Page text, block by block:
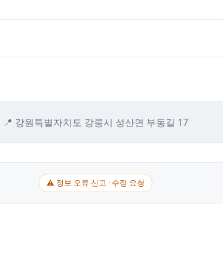
📍 강원특별자치도 강릉시 성산면 부동길 17
⚠ 정보 오류 신고 · 수정 요청